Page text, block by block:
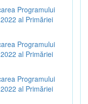
Programului
al Primăriei
Programului
al Primăriei
Programului
al Primăriei